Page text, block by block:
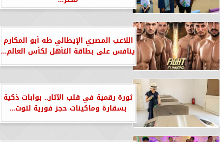
اللاعب المصري الإيطالي طه أبو المكارم
ينافس على بطاقة التأهل لكأس العالم...
ثورة رقمية في قلب الآثار.. بوابات ذكية
بسقارة وماكينات حجز فورية لتوت...